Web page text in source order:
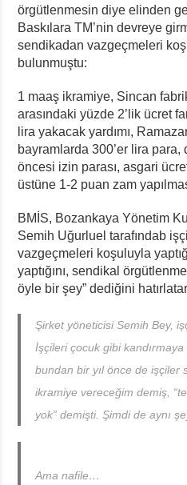
örgütlenmesin diye elinden
Baskılara TM’nin devreye
sendikadan vazgeçmeleri
bulunmuştu:
1 maaş ikramiye, Sincan
arasındaki yüzde 2’lik ücret
lira yakacak yardımı,
bayramlarda 300’er lira para,
öncesi izin parası, asgari
üstüne 1-2 puan zam
BMİS, Bozankaya Yönetim
Semih Uğurluel tarafındab
vazgeçmeleri koşuluyla
yaptığını, sendikal
öyle bir şey” dediğini
Şirket yöneticisi Semih Bey,
İşçileri çocuk gibi kandırmaya
bundan bir yıl önce de işçiler
ikramiye vereceğim demiş,
yok” demişti. Şimdi de aynı
Ama nafile…